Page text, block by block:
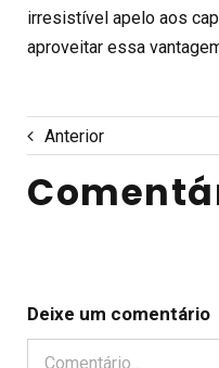
irresistível apelo aos
aproveitar essa
Anterior
Deixe um comentário
Comentário